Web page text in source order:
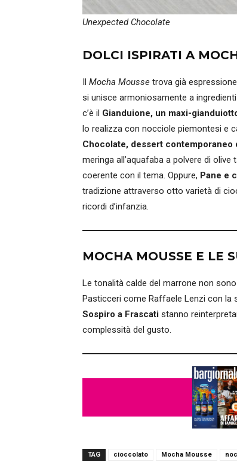
Unexpected Chocolate
DOLCI ISPIRATI A
Il Mocha Mousse trova già
si unisce armoniosamente a
c’è il Gianduione, un maxi-
lo realizza con nocciole piemontesi e
Chocolate, dessert contemporaneo
meringa all’aquafaba a polvere di
coerente con il tema. Oppure, Pane e
tradizione attraverso otto varietà di
ricordi d’infanzia.
MOCHA MOUSSE E LE
Le tonalità calde del marrone non
Pasticceri come Raffaele Lenzi con la
Sospiro a Frascati stanno
complessità del gusto.
TAG cioccolato Mocha Mousse